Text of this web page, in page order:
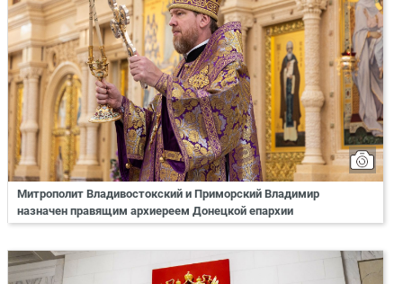
Митрополит Владивостокский и Приморский Владимир
назначен правящим архиереем Донецкой епархии